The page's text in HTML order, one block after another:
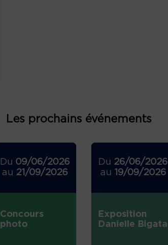
Les prochains événements
Du 09/06/2026
au 21/09/2026
Concours
photo
Du 26/06/2026
au 19/09/2026
Exposition
Danielle Bigata